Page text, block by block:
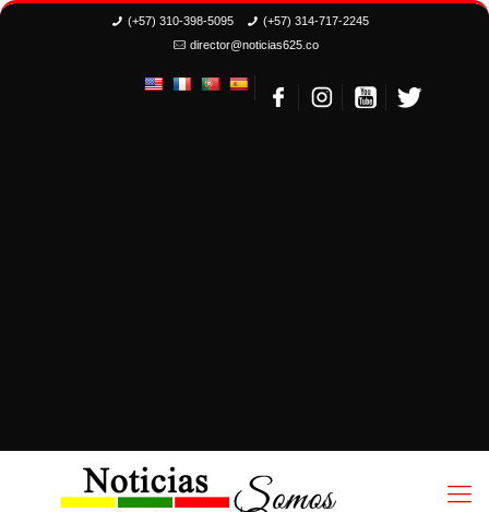
(+57) 310-398-5095
(+57) 314-717-2245
director@noticias625.co